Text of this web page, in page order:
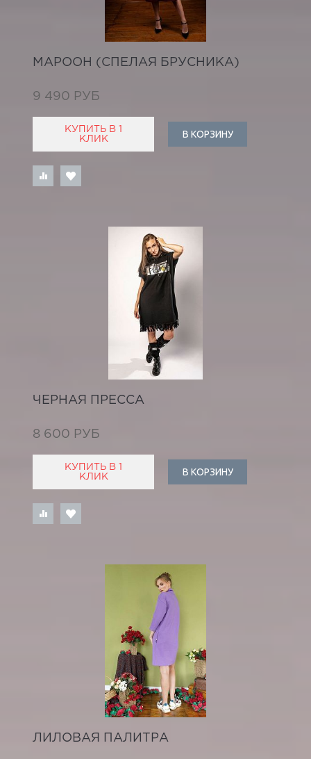
МАРООН (СПЕЛАЯ БРУСНИКА)
9 490 РУБ
КУПИТЬ В 1
КЛИК
В КОРЗИНУ
ЧЕРНАЯ ПРЕССА
8 600 РУБ
КУПИТЬ В 1
КЛИК
В КОРЗИНУ
ЛИЛОВАЯ ПАЛИТРА